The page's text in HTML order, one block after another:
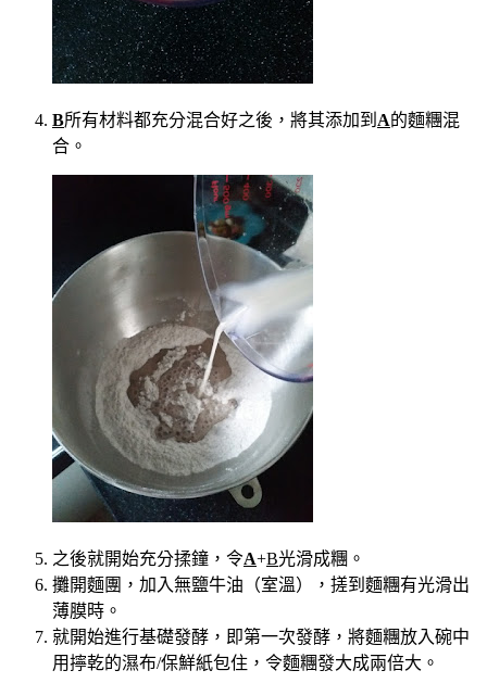
B所有材料都充分混合好之後，將其添加到 A的麵糰混
合。
之後就開始充分揉鐘，令A+B光滑成糰。
攤開麵團，加入無鹽牛油（室溫），搓到麵糰有光滑出
薄膜時。
就開始進行基礎發酵，即第一次發酵，將麵糰放入碗中
用擰乾的濕布/保鮮紙包住，令麵糰發大成兩倍大。